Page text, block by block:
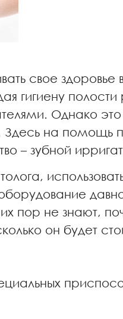
свое здоровье
гигиену
Однако
Здесь на помощь
– зубной
пор не знают,
он будет